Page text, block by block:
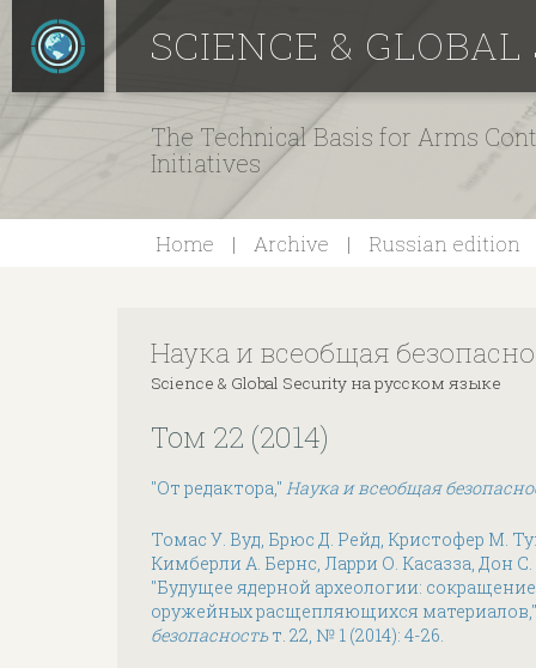
SCIENCE &
The Technical Basis for Arms
Initiatives
Home Archive Russian edition
Наука и всеобщая
Science & Global Security на русском языке
Том 22 (2014)
"От редактора," Наука и всеобщая
Томас У. Вуд, Брюс Д. Рейд, Кристофер М.
Кимберли А. Бернс, Ларри О. Касазза, Дон
"Будущее ядерной археологии:
оружейных расщепляющихся
безопасностьт. 22, № 1 (2014): 4-26.